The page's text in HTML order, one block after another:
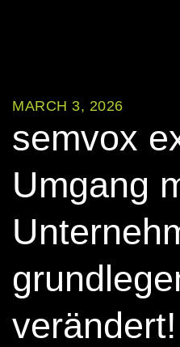
MARCH 3, 2026
semvox
Umgang
verändert!